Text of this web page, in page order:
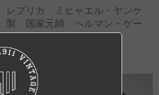
レプリカ ミヒャエル・ヤンケ
製 国家元帥 ヘルマン・ゲー
リ...
¥55,000
売り切れ